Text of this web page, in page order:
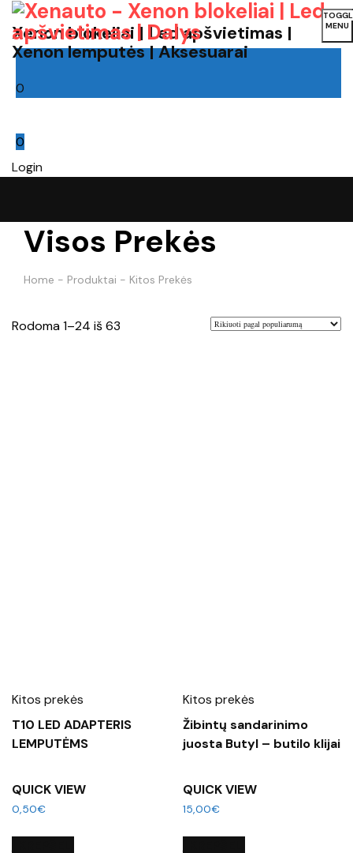
Xenon blokeliai | Led apšvietimas |
Xenon lemputės | Aksesuarai
0
0
Login
MENU
Visos Prekės
Home - Produktai - Kitos Prekės
Rodoma 1–24 iš 63
Kitos prekės
T10 LED ADAPTERIS
LEMPUTĖMS
QUICK VIEW
0,50€
Kitos prekės
Žibintų sandarinimo
juosta Butyl – butilo klijai
QUICK VIEW
15,00€